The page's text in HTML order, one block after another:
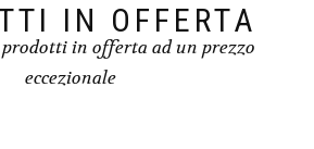
IN OFFERTA
in offerta ad un prezzo
eccezionale